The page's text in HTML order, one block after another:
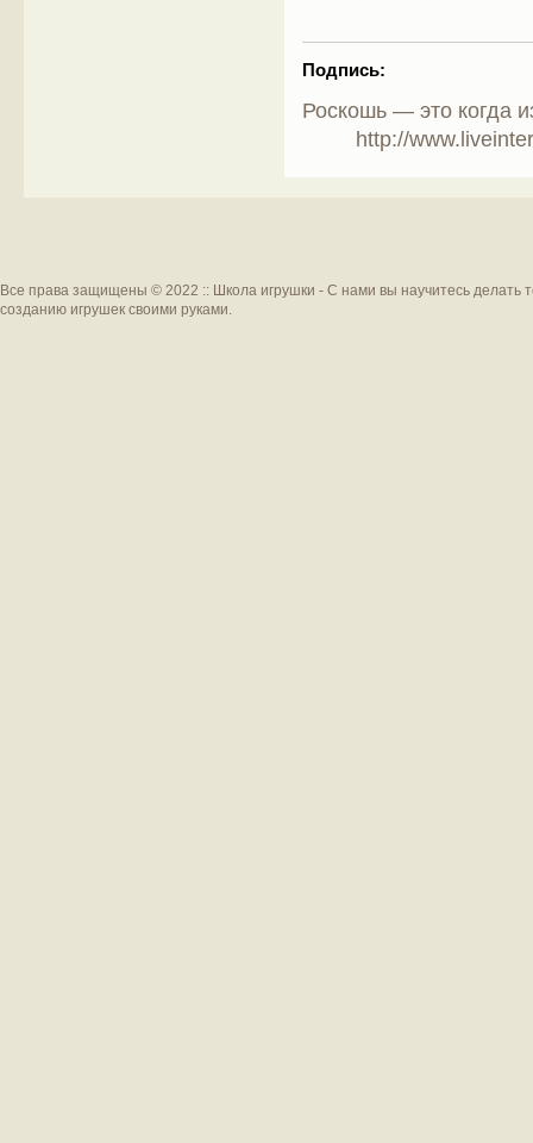
Подпись:
Роскошь — это когда
http://
Все права защищены © 2022 :: Школа игрушки - С нами вы научитесь делать
созданию игрушек своими руками.